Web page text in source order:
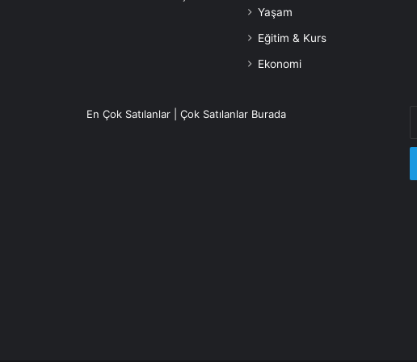
Yaşam
Eğitim & Kurs
Ekonomi
En Çok Satılanlar | Çok Satılanlar Burada